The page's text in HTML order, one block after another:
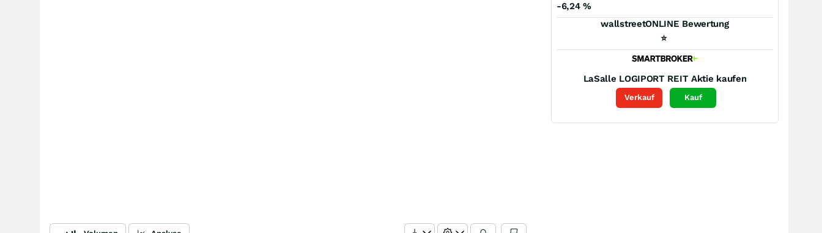
-6,24%
wallstreetONLINE Bewertung
⭐
LaSalle LOGIPORT REIT Aktie kaufen
Verkauf Kauf